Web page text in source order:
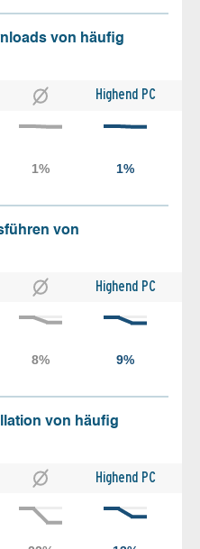
von häufig
Highend PC
von
Highend PC
von häufig
Highend PC